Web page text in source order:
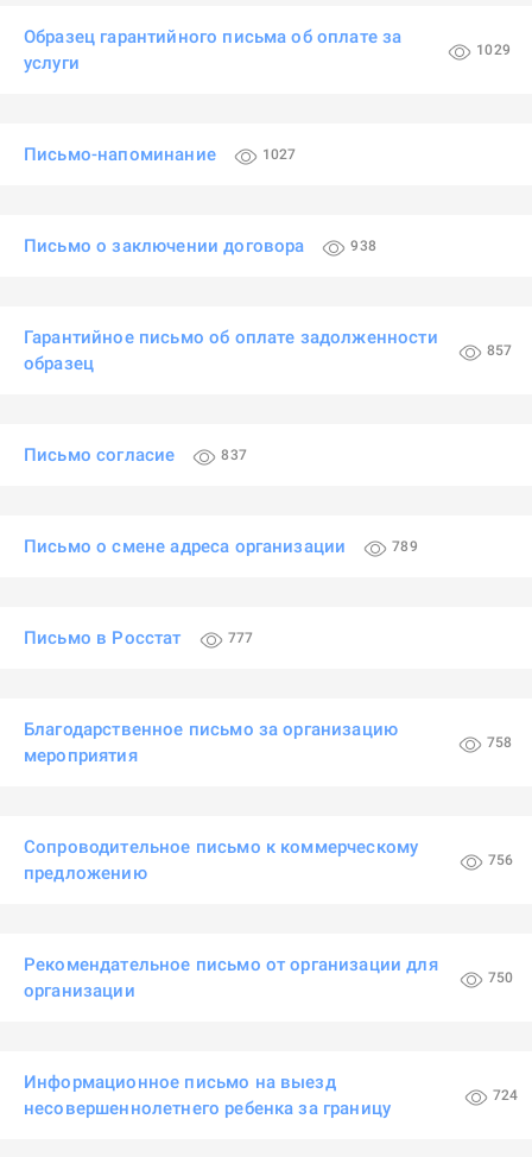
Образец гарантийного письма об оплате за
услуги
1029
Письмо-напоминание 1027
Письмо о заключении договора 938
Гарантийное письмо об оплате задолженности
образец
857
Письмо согласие 837
Письмо о смене адреса организации 789
Письмо в Росстат 777
Благодарственное письмо за организацию
мероприятия
758
Сопроводительное письмо к коммерческому
предложению
756
Рекомендательное письмо от организации для
организации
750
Информационное письмо на выезд
несовершеннолетнего ребенка за границу
724